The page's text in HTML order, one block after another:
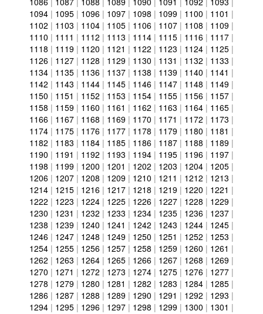
1094 | 1095 | 1096 | 1097 | 1098 | 1099 | 1100 | 1101 |
1102 | 1103 | 1104 | 1105 | 1106 | 1107 | 1108 | 1109 |
1110 | 1111 | 1112 | 1113 | 1114 | 1115 | 1116 | 1117 |
1118 | 1119 | 1120 | 1121 | 1122 | 1123 | 1124 | 1125 |
1126 | 1127 | 1128 | 1129 | 1130 | 1131 | 1132 | 1133 |
1134 | 1135 | 1136 | 1137 | 1138 | 1139 | 1140 | 1141 |
1142 | 1143 | 1144 | 1145 | 1146 | 1147 | 1148 | 1149 |
1150 | 1151 | 1152 | 1153 | 1154 | 1155 | 1156 | 1157 |
1158 | 1159 | 1160 | 1161 | 1162 | 1163 | 1164 | 1165 |
1166 | 1167 | 1168 | 1169 | 1170 | 1171 | 1172 | 1173 |
1174 | 1175 | 1176 | 1177 | 1178 | 1179 | 1180 | 1181 |
1182 | 1183 | 1184 | 1185 | 1186 | 1187 | 1188 | 1189 |
1190 | 1191 | 1192 | 1193 | 1194 | 1195 | 1196 | 1197 |
1198 | 1199 | 1200 | 1201 | 1202 | 1203 | 1204 | 1205 |
1206 | 1207 | 1208 | 1209 | 1210 | 1211 | 1212 | 1213 |
1214 | 1215 | 1216 | 1217 | 1218 | 1219 | 1220 | 1221 |
1222 | 1223 | 1224 | 1225 | 1226 | 1227 | 1228 | 1229 |
1230 | 1231 | 1232 | 1233 | 1234 | 1235 | 1236 | 1237 |
1238 | 1239 | 1240 | 1241 | 1242 | 1243 | 1244 | 1245 |
1246 | 1247 | 1248 | 1249 | 1250 | 1251 | 1252 | 1253 |
1254 | 1255 | 1256 | 1257 | 1258 | 1259 | 1260 | 1261 |
1262 | 1263 | 1264 | 1265 | 1266 | 1267 | 1268 | 1269 |
1270 | 1271 | 1272 | 1273 | 1274 | 1275 | 1276 | 1277 |
1278 | 1279 | 1280 | 1281 | 1282 | 1283 | 1284 | 1285 |
1286 | 1287 | 1288 | 1289 | 1290 | 1291 | 1292 | 1293 |
1294 | 1295 | 1296 | 1297 | 1298 | 1299 | 1300 | 1301 |